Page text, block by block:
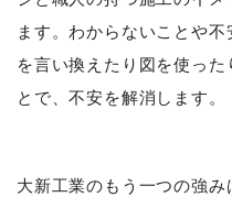
ます。わからないことや
を言い換えたり図を使っ
とで、不安を解消します。
大新工業のもう一つの強